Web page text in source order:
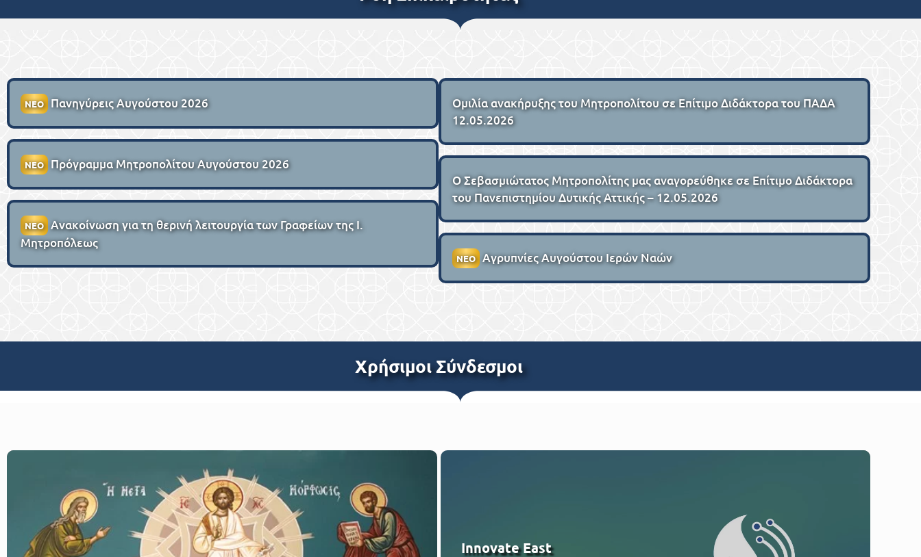
ΝΕΟ Πανηγύρεις Αυγούστου 2026
ΝΕΟ Πρόγραμμα Μητροπολίτου Αυγούστου 2026
ΝΕΟ Ανακοίνωση για τη θερινή λειτουργία των Γραφείων της Ι.
Μητροπόλεως
Ομιλία ανακήρυξης του Μητροπολίτου σε Επίτιμο Διδάκτορα του ΠΑΔΑ
12.05.2026
Ο Σεβασμιώτατος Μητροπολίτης μας αναγορεύθηκε σε Επίτιμο Διδάκτορα
του Πανεπιστημίου Δυτικής Αττικής – 12.05.2026
ΝΕΟ Αγρυπνίες Αυγούστου Ιερών Ναών
Xρήσιμοι Σύνδεσμοι
Innovate East